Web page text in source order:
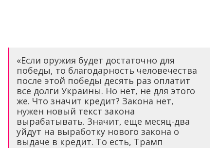
«Если оружия будет достаточно для
победы, то благодарность человечества
после этой победы десять раз оплатит
все долги Украины. Но нет, не для этого
же. Что значит кредит? Закона нет,
нужен новый текст закона
вырабатывать. Значит, еще месяц-два
уйдут на выработку нового закона о
выдаче в кредит. То есть, Трамп